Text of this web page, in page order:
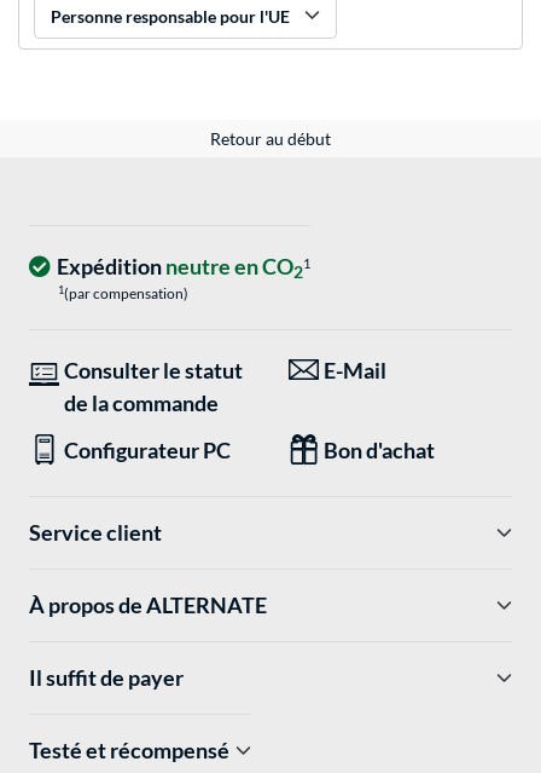
Personne responsable pour l'UE
Retour au début
Expéditionneutre en CO21
1(par compensation)
Consulter le statut
de la commande
E-Mail
Configurateur PC Bon d'achat
Service client
À propos de ALTERNATE
Il suffit de payer
Testé et récompensé